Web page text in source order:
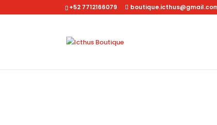
+52 7712166079